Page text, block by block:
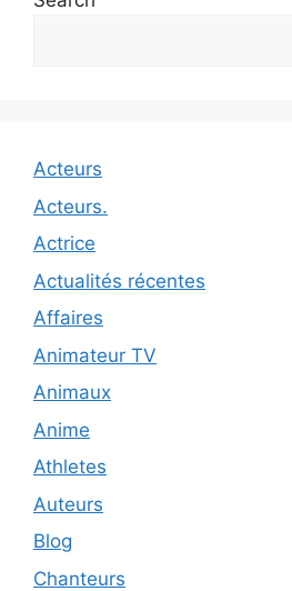
Acteurs
Acteurs.
Actrice
Actualités récentes
Affaires
Animateur TV
Animaux
Anime
Athletes
Auteurs
Blog
Chanteurs